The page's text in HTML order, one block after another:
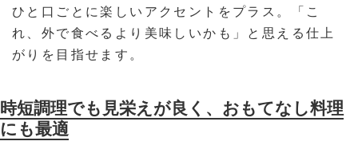
ひと口ごとに楽しいアクセントをプラス。「こ
れ、外で食べるより美味しいかも」と思える仕上
がりを目指せます。
時短調理でも見栄えが良く、おもてなし料理
にも最適